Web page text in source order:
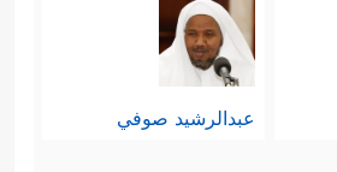
عبدالرشيد صوفي